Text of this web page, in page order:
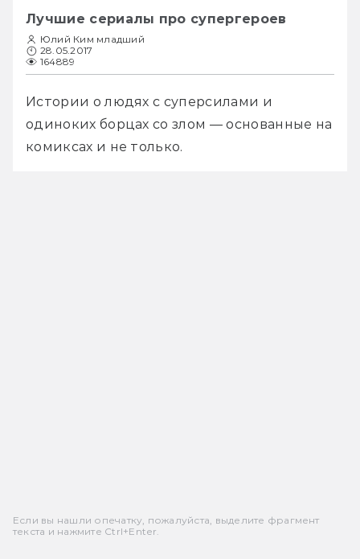
Лучшие сериалы про супергероев
Юлий Ким младший
28.05.2017
164889
Истории о людях с суперсилами и
одиноких борцах со злом — основанные на
комиксах и не только.
Если вы нашли опечатку, пожалуйста, выделите фрагмент
текста и нажмите Ctrl+Enter.